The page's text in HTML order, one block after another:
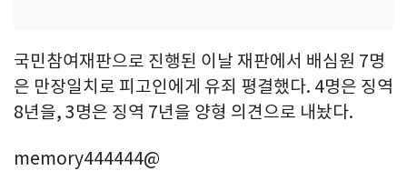
국민참여재판으로 진행된 이날 재판에서 배심원 7명
은 만장일치로 피고인에게 유죄 평결했다. 4명은 징역
8년을, 3명은 징역 7년을 양형 의견으로 내놨다.
memory444444@